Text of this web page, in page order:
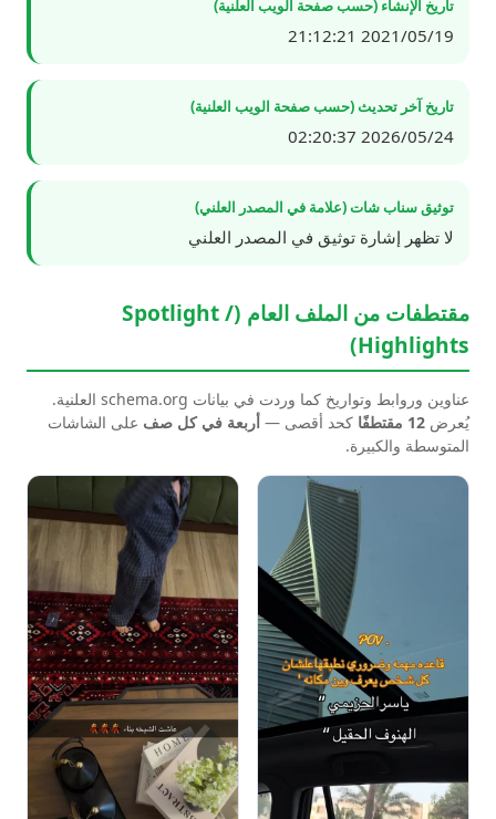
تاريخ الإنشاء (حسب صفحة الويب العلنية)
2021/05/19 21:12:21
تاريخ آخر تحديث (حسب صفحة الويب العلنية)
2026/05/24 02:20:37
توثيق سناب شات (علامة في المصدر العلني)
لا تظهر إشارة توثيق في المصدر العلني
مقتطفات من الملف العام (Spotlight /
Highlights)
عناوين وروابط وتواريخ كما وردت في بيانات schema.org العلنية.
يُعرض 12 مقتطفًا كحد أقصى — أربعة في كل صف على الشاشات
المتوسطة والكبيرة.